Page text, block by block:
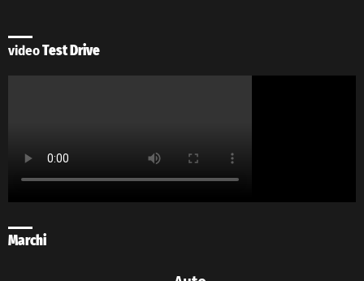
videoTest Drive
Marchi